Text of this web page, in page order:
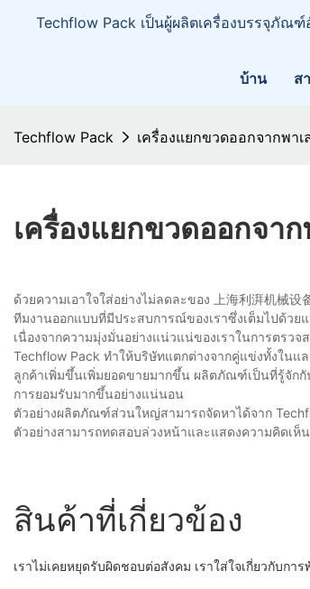
Techflow Pack เป็นผู้ผลิตเครื่องบรรจุภั
บ้าน ส
Techflow Pack เครื่องแยกขวดออกจากพา
เครื่องแยกขวดออกจา
ด้วยความเอาใจใส่อย่างไม่ลดละของ 上海利湃机械
ทีมงานออกแบบที่มีประสบการณ์ของเราซึ่งเต็มไปด้
เนื่องจากความมุ่งมั่นอย่างแน่วแน่ของเราในการตรว
Techflow Pack ทำให้บริษัทแตกต่างจากคู่แข่งทั้งใน
ลูกค้าเพิ่มขึ้นเพิ่มยอดขายมากขึ้น ผลิตภัณฑ์เป็นที่รู้จักกั
การยอมรับมากขึ้นอย่างแน่นอน
ตัวอย่างผลิตภัณฑ์ส่วนใหญ่สามารถจัดหาได้จาก
ตัวอย่างสามารถทดสอบล่วงหน้าและแสดงความคิดเห็
สินค้าที่เกี่ยวข้อง
เราไม่เคยหยุดรับผิดชอบต่อสังคม เราใส่ใจเกี่ยวกับ